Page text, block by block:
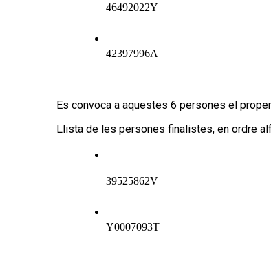
46492022Y
42397996A
Es convoca a aquestes 6 persones el
Llista de les persones finalistes, en ordre
39525862V
Y0007093T